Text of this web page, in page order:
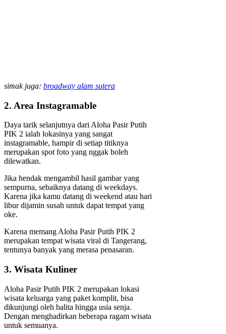
simak juga: broadway alam sutera
2. Area Instagramable
Daya tarik selanjutnya dari Aloha Pasir Putih
PIK 2 ialah lokasinya yang sangat
instagramable, hampir di setiap titiknya
merupakan spot foto yang nggak boleh
dilewatkan.
Jika hendak mengambil hasil gambar yang
sempurna, sebaiknya datang di weekdays.
Karena jika kamu datang di weekend atau hari
libur dijamin susah untuk dapat tempat yang
oke.
Karena memang Aloha Pasir Putih PIK 2
merupakan tempat wisata viral di Tangerang,
tentunya banyak yang merasa penasaran.
3. Wisata Kuliner
Aloha Pasir Putih PIK 2 merupakan lokasi
wisata keluarga yang paket komplit, bisa
dikunjungi oleh balita hingga usia senja.
Dengan menghadirkan beberapa ragam wisata
untuk semuanya.